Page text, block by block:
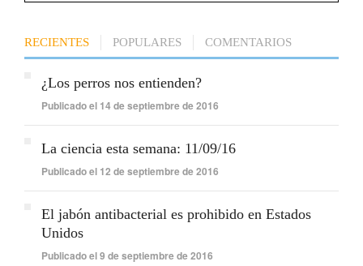
RECIENTES POPULARES COMENTARIOS
¿Los perros nos entienden?
Publicado el 14 de septiembre de 2016
La ciencia esta semana: 11/09/16
Publicado el 12 de septiembre de 2016
El jabón antibacterial es prohibido en Estados
Unidos
Publicado el 9 de septiembre de 2016